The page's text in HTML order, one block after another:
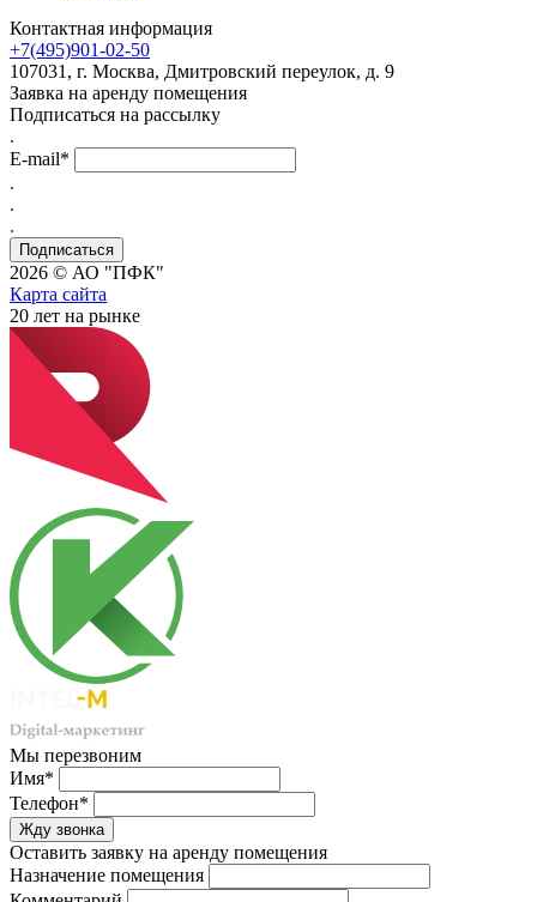
Контактная информация
+7(495)901-02-50
107031, г. Москва, Дмитровский переулок, д. 9
Заявка на аренду помещения
Подписаться на рассылку
.
E-mail*
.
.
.
2026 © АО "ПФК"
Карта сайта
20 лет на рынке
Мы перезвоним
Имя*
Телефон*
Оставить заявку на аренду помещения
Назначение помещения